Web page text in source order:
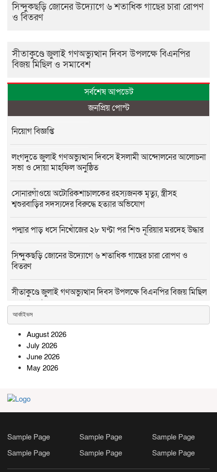
সিন্দুকছড়ি জোনের উদ্যোগে ৬ শতাধিক গাছের চারা রোপণ
ও বিতরণ
সীতাকুণ্ডে জুলাই গণঅভ্যুত্থান দিবস উপলক্ষে বিএনপির
বিজয় মিছিল ও সমাবেশ
সর্বশেষ আপডেট
জনপ্রিয় পোস্ট
নিয়োগ বিজ্ঞপ্তি
লংগদুতে জুলাই গণঅভ্যুত্থান দিবসে ইসলামী আন্দোলনের আলোচনা
সভা ও দোয়া মাহফিল অনুষ্ঠিত
সোনারগাঁওয়ে অটোরিকশাচালকের রহস্যজনক মৃত্যু, স্ত্রীসহ
শ্বশুরবাড়ির সদস্যদের বিরুদ্ধে হত্যার অভিযোগ
পদ্মার পাড় ধসে নিখোঁজের ২৮ ঘণ্টা পর শিশু নূরিয়ার মরদেহ উদ্ধার
সিন্দুকছড়ি জোনের উদ্যোগে ৬ শতাধিক গাছের চারা রোপণ ও
বিতরণ
সীতাকুণ্ডে জুলাই গণঅভ্যুত্থান দিবস উপলক্ষে বিএনপির বিজয় মিছিল
ও সমাবেশ
বোতল স্ক্যাফসহ নারী মাদক ব্যবসায়ী
গ্রেপ্তার
আর্কাইভস
August 2026
July 2026
June 2026
May 2026
Sample Page Sample Page
Sample Page
Sample Page
Sample Page Sample Page